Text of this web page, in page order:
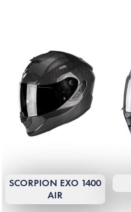
SCORPION EXO 1400
AIR